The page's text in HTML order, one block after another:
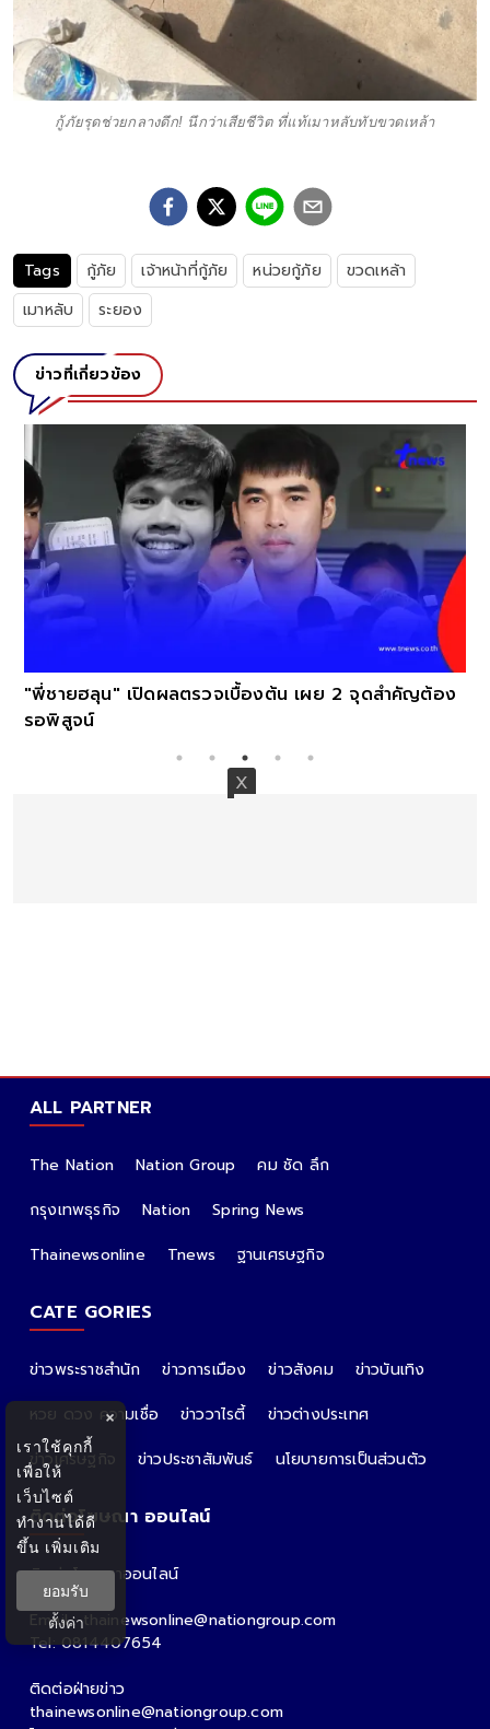
กู้ภัยรุดช่วยกลางดึก! นึกว่าเสียชีวิต ที่แท้เมาหลับทับขวดเหล้า
Tags กู้ภัย เจ้าหน้าที่กู้ภัย หน่วยกู้ภัย
ขวดเหล้า
เมาหลับ
ระยอง
ข่าวที่เกี่ยวข้อง
"พี่ชายฮลุน" เปิดผลตรวจเบื้องต้น เผย 2 จุดสำคัญต้อง
รอพิสูจน์
ALL PARTNER
The Nation Nation Group
คม ชัด ลึก
กรุงเทพธุรกิจ
Nation
Spring News
Thainewsonline
Tnews ฐานเศรษฐกิจ
CATE GORIES
ข่าวพระราชสำนัก ข่าวการเมือง ข่าวสังคม
ข่าวบันเทิง
หวย ดวง ความเชื่อ
ข่าววาไรตี้
ข่าวต่างประเทศ
ข่าวเศรษฐกิจ
ข่าวประชาสัมพันธ์ นโยบายการเป็นส่วนตัว
ติดต่อโฆษณา ออนไลน์
ติดต่อโฆษณาออนไลน์
คุณอ้อ
Email : thainewsonline@nationgroup.com
Tel: 0814407654
ติดต่อฝ่ายข่าว
thainewsonline@nationgroup.com
×
เราใช้คุกกี้
เพื่อให้
เว็บไซต์
ทำงานได้ดี
ขึ้น เพิ่มเติม
ยอมรับ
ตั้งค่า